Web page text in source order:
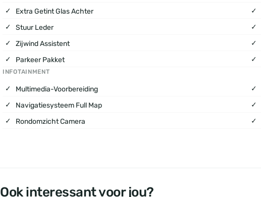
Extra Getint Glas Achter
Stuur Leder
Zijwind Assistent
Parkeer Pakket
INFOTAINMENT
Multimedia-Voorbereiding
Navigatiesysteem Full Map
Rondomzicht Camera
Ook interessant voor jou?